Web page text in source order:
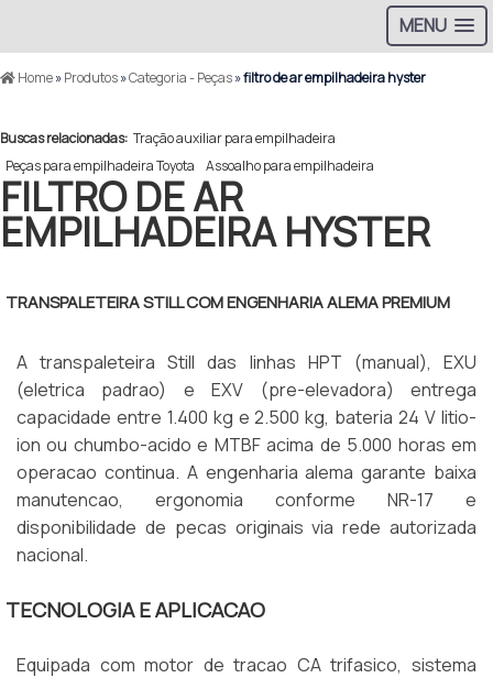
MENU
Home»Produtos»Categoria - Peças»filtro de ar empilhadeira hyster
Buscas relacionadas: Tração auxiliar para empilhadeira
Peças para empilhadeira Toyota
Assoalho para empilhadeira
FILTRO DE AR
EMPILHADEIRA HYSTER
TRANSPALETEIRA STILL COM ENGENHARIA ALEMA PREMIUM
A transpaleteira Still das linhas HPT (manual), EXU
(eletrica padrao) e EXV (pre-elevadora) entrega
capacidade entre 1.400 kg e 2.500 kg, bateria 24 V litio-
ion ou chumbo-acido e MTBF acima de 5.000 horas em
operacao continua. A engenharia alema garante baixa
manutencao, ergonomia conforme NR-17 e
disponibilidade de pecas originais via rede autorizada
nacional.
TECNOLOGIA E APLICACAO
Equipada com motor de tracao CA trifasico, sistema